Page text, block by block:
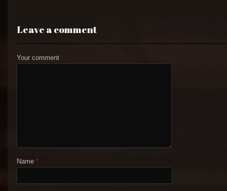
Leave a comment
Your comment
Name *